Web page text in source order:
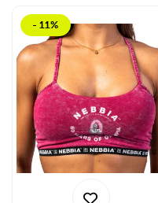
- 11%